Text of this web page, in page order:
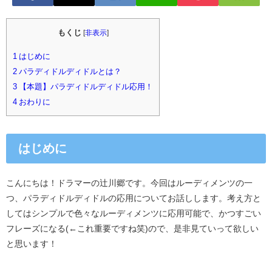
もくじ [非表示]
1
はじめに
2 パラディドルディドルとは？
3 【本題】パラディドルディドル応用！
4 おわりに
はじめに
こんにちは！ドラマーの辻川郷です。今回はルーディメンツの一
つ、パラディドルディドルの応用についてお話しします。考え方と
してはシンプルで色々なルーディメンツに応用可能で、かつすごい
フレーズになる(←これ重要ですね笑)ので、是非見ていって欲しい
と思います！